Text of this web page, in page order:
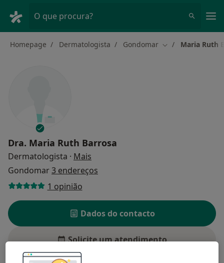
O que procura?
Homepage Dermatologista Gondomar Mudar de cidade
Maria Ruth
Dra. Maria Ruth Barrosa
Dermatologista · Mais
Gondomar3 endereços
1 opinião
Dados do contacto
Solicite um atendimento